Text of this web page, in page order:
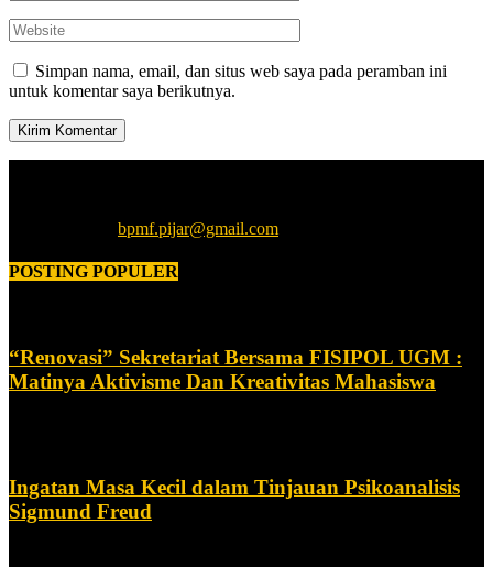
Simpan nama, email, dan situs web saya pada peramban ini
untuk komentar saya berikutnya.
bpmf.pijar@gmail.com
POSTING POPULER
“Renovasi” Sekretariat Bersama FISIPOL UGM :
Matinya Aktivisme Dan Kreativitas Mahasiswa
Ingatan Masa Kecil dalam Tinjauan Psikoanalisis
Sigmund Freud